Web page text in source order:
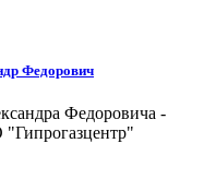
Федорович
Федоровича -
"Гипрогазцентр"